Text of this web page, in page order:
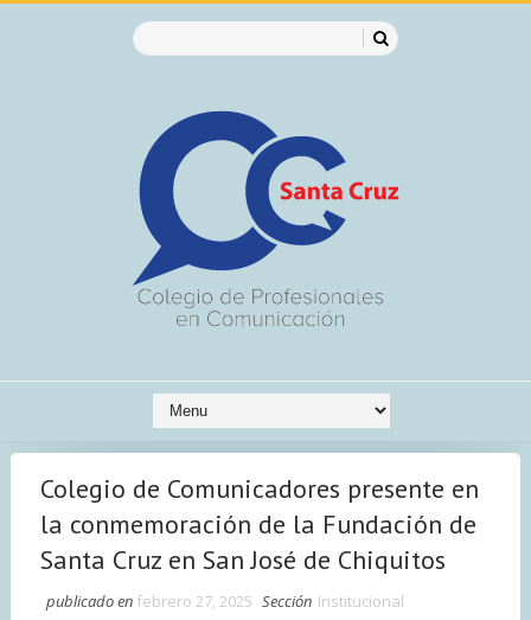
Colegio de Comunicadores presente en
la conmemoración de la Fundación de
Santa Cruz en San José de Chiquitos
publicado en febrero 27, 2025 Sección Institucional